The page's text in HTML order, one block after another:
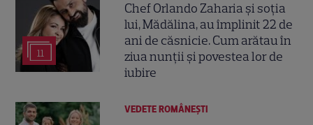
11
Chef Orlando Zaharia și soția
lui, Mădălina, au împlinit 22 de
ani de căsnicie. Cum arătau în
ziua nunții și povestea lor de
iubire
VEDETE ROMÂNEŞTI